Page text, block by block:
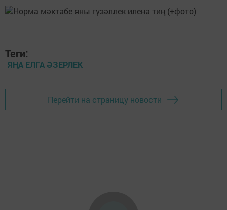
Теги:
ЯҢА ЕЛГА ӘЗЕРЛЕК
Перейти на страницу новости